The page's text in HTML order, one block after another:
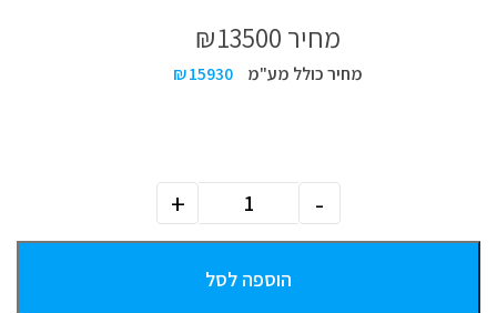
מחיר ₪13500
מחיר כולל מע"מ ₪15930
הוספה לסל